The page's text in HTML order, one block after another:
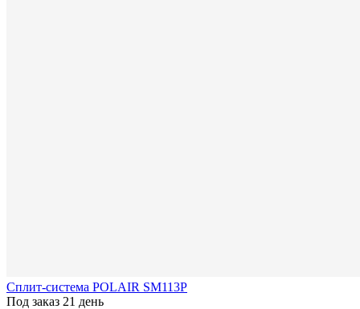
Сплит-система POLAIR SM113P
Под заказ 21 день